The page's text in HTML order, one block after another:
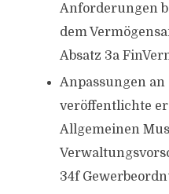
Anforderungen
dem
Absatz 3a
Anpassungen
veröffentlichte
Allgemeinen
34f